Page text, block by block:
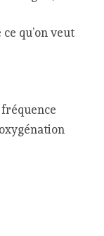
qu’on veut